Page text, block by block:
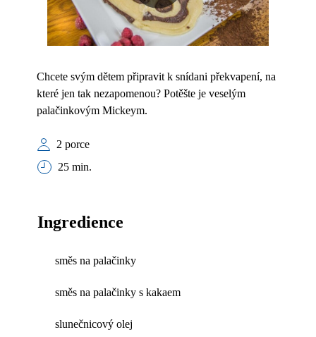
Chcete svým dětem připravit k snídani překvapení, na
které jen tak nezapomenou? Potěšte je veselým
palačinkovým Mickeym.
2 porce
25 min.
Ingredience
směs na palačinky
směs na palačinky s kakaem
slunečnicový olej